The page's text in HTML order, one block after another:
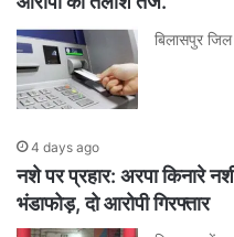
बिलासपुर जिल
4 days ago
नशे पर प्रहार: अरपा किनारे
भंडाफोड़, दो आरोपी गिरफ्तार